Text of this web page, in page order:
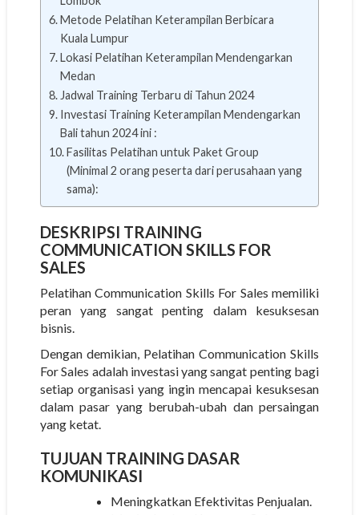
Metode Pelatihan Keterampilan Berbicara
Kuala Lumpur
Lokasi Pelatihan Keterampilan Mendengarkan
Medan
Jadwal Training Terbaru di Tahun 2024
Investasi Training Keterampilan Mendengarkan
Bali tahun 2024 ini :
Fasilitas Pelatihan untuk Paket Group
(Minimal 2 orang peserta dari perusahaan yang
sama):
DESKRIPSI TRAINING
COMMUNICATION SKILLS FOR
SALES
Pelatihan Communication Skills For Sales memiliki
peran yang sangat penting dalam kesuksesan
bisnis.
Dengan demikian, Pelatihan Communication Skills
For Sales adalah investasi yang sangat penting bagi
setiap organisasi yang ingin mencapai kesuksesan
dalam pasar yang berubah-ubah dan persaingan
yang ketat.
TUJUAN TRAINING DASAR
KOMUNIKASI
Meningkatkan Efektivitas Penjualan.